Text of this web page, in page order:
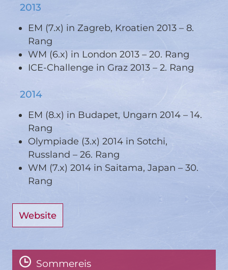
2013
EM (7.x) in Zagreb, Kroatien 2013 – 8.
Rang
WM (6.x) in London 2013 – 20. Rang
ICE-Challenge in Graz 2013 – 2. Rang
2014
EM (8.x) in Budapet, Ungarn 2014 – 14.
Rang
Olympiade (3.x) 2014 in Sotchi,
Russland – 26. Rang
WM (7.x) 2014 in Saitama, Japan – 30.
Rang
Website
Sommereis